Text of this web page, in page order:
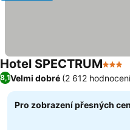
Hotel SPECTRUM3
8,1Velmi dobré (2 612
Pro zobrazení přesných